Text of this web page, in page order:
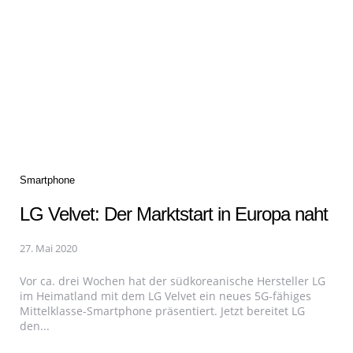
Categories
Smartphone
LG Velvet: Der Marktstart in Europa naht
27. Mai 2020
Vor ca. drei Wochen hat der südkoreanische Hersteller LG
im Heimatland mit dem LG Velvet ein neues 5G-fähiges
Mittelklasse-Smartphone präsentiert. Jetzt bereitet LG
den...